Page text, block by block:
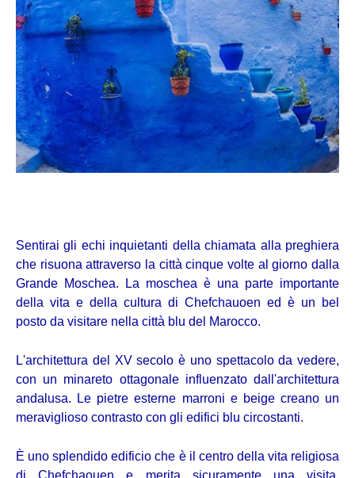
Sentirai gli echi inquietanti della chiamata alla preghiera
che risuona attraverso la città cinque volte al giorno dalla
Grande Moschea. La moschea è una parte importante
della vita e della cultura di Chefchauoen ed è un bel
posto da visitare nella città blu del Marocco.
L'architettura del XV secolo è uno spettacolo da vedere,
con un minareto ottagonale influenzato dall'architettura
andalusa. Le pietre esterne marroni e beige creano un
meraviglioso contrasto con gli edifici blu circostanti.
È uno splendido edificio che è il centro della vita religiosa
di Chefchaouen e merita sicuramente una visita.